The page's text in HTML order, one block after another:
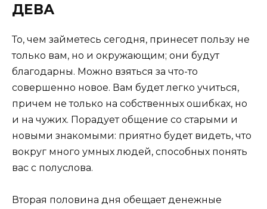
ДЕВА
То, чем займетесь сегодня, принесет пользу не
только вам, но и окружающим; они будут
благодарны. Можно взяться за что-то
совершенно новое. Вам будет легко учиться,
причем не только на собственных ошибках, но
и на чужих. Порадует общение со старыми и
новыми знакомыми: приятно будет видеть, что
вокруг много умных людей, способных понять
вас с полуслова.
Вторая половина дня обещает денежные